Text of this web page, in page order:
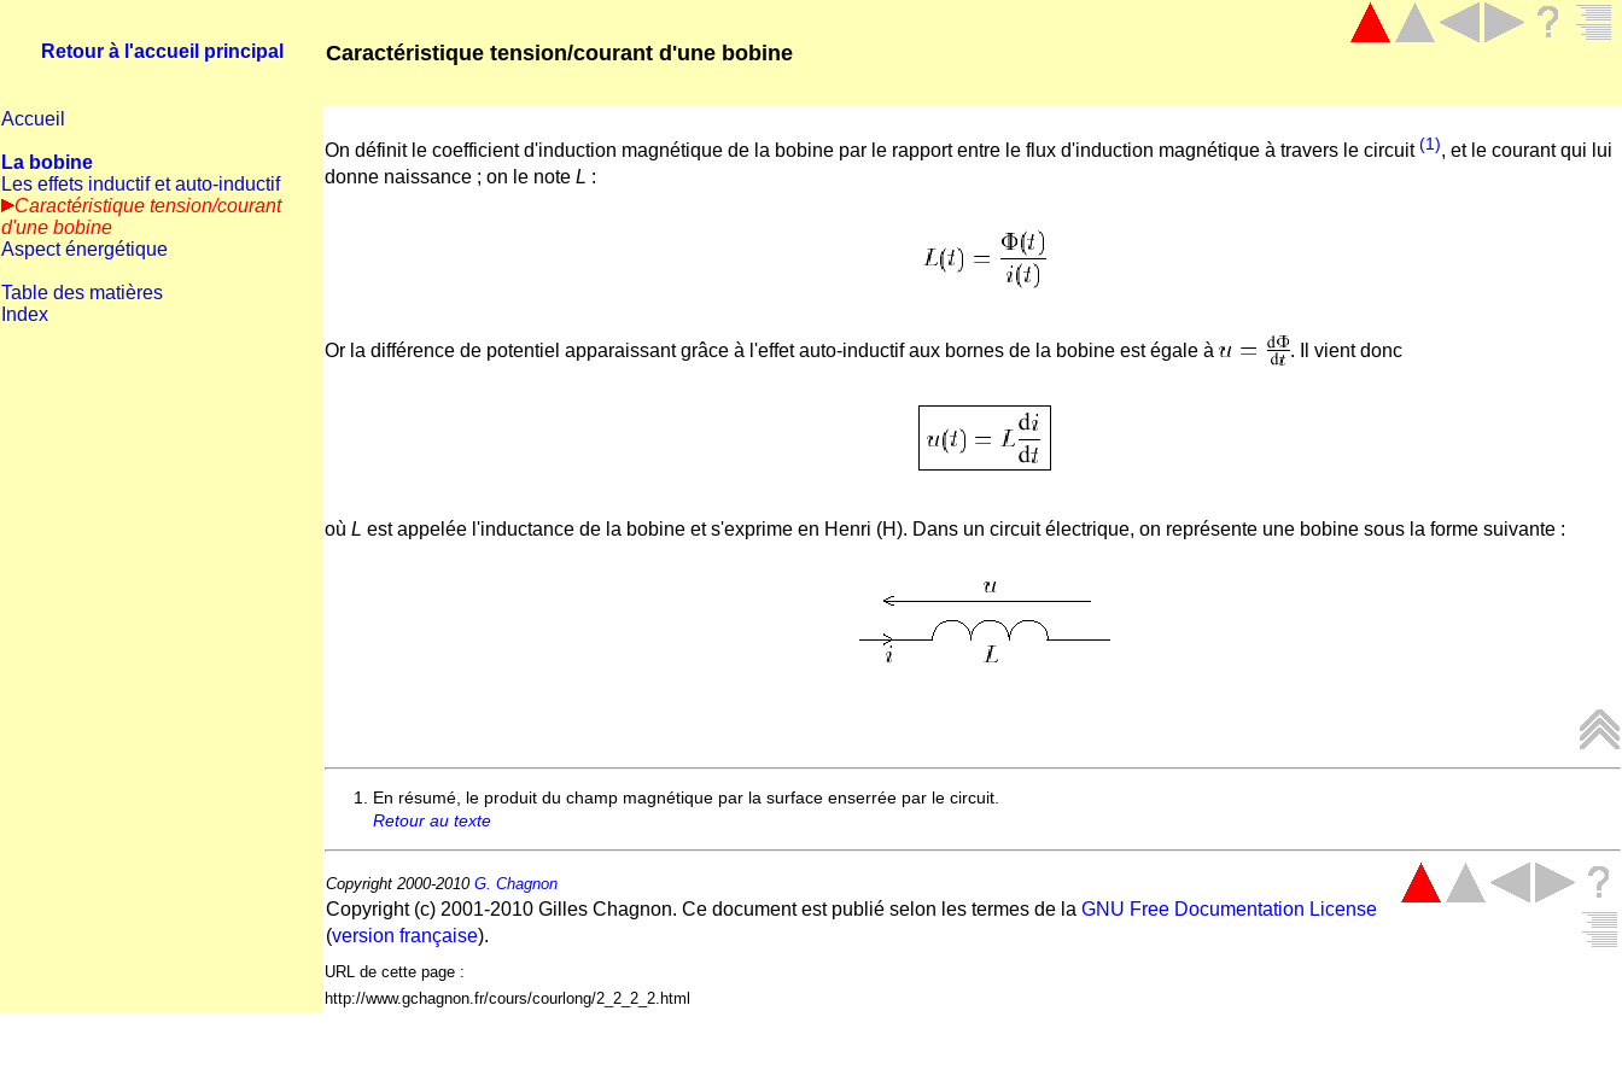
Retour à l'accueil principal Caractéristique tension/courant d'une bobine
Accueil
La bobine
Les effets inductif et auto-inductif
Caractéristique tension/courant
d'une bobine
Aspect énergétique
Table des matières
Index
On définit le coefficient d'induction magnétique de la bobine par le rapport entre le flux d'induction magnétique à travers le circuit(1), et le courant qui lui
donne naissance ; on le note L :
Or la différence de potentiel apparaissant grâce à l'effet auto-inductif aux bornes de la bobine est égale à . Il vient donc
où L est appelée l'inductance de la bobine et s'exprime en Henri (H). Dans un circuit électrique, on représente une bobine sous la forme suivante :
En résumé, le produit du champ magnétique par la surface enserrée par le circuit.
Retour au texte
Copyright 2000-2010 G. Chagnon
Copyright (c) 2001-2010 Gilles Chagnon. Ce document est publié selon les termes de la GNU Free Documentation License
(version française).
URL de cette page :
http://www.gchagnon.fr/cours/courlong/2_2_2_2.html